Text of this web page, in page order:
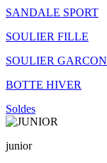
SANDALE SPORT
SOULIER FILLE
SOULIER GARCON
BOTTE HIVER
Soldes
junior